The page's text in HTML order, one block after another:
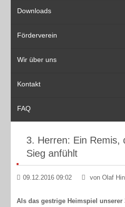
Downloads
Förderverein
Wir über uns
Kontakt
FAQ
3. Herren: Ein Remis,
Sieg anfühlt
09.12.2016 09:02 von Olaf
Als das gestrige Heimspiel unserer